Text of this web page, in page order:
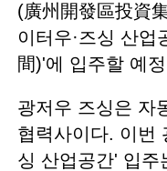
(廣州開發區投資
이터우·즈싱 산업
間)'에 입주할 예
광저우 즈싱은 자
협력사이다. 이번
싱 산업공간' 입주